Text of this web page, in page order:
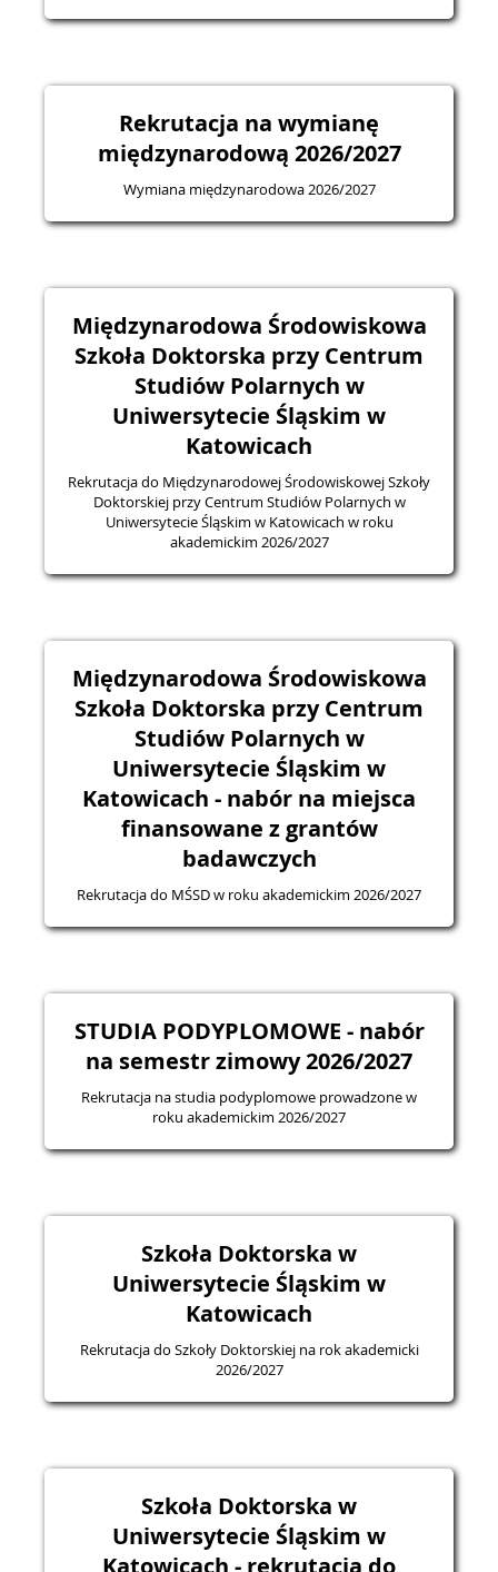
Rekrutacja na wymianę
międzynarodową 2026/2027
Wymiana międzynarodowa 2026/2027
Międzynarodowa Środowiskowa
Szkoła Doktorska przy Centrum
Studiów Polarnych w
Uniwersytecie Śląskim w
Katowicach
Rekrutacja do Międzynarodowej Środowiskowej Szkoły
Doktorskiej przy Centrum Studiów Polarnych w
Uniwersytecie Śląskim w Katowicach w roku
akademickim 2026/2027
Międzynarodowa Środowiskowa
Szkoła Doktorska przy Centrum
Studiów Polarnych w
Uniwersytecie Śląskim w
Katowicach - nabór na miejsca
finansowane z grantów
badawczych
Rekrutacja do MŚSD w roku akademickim 2026/2027
STUDIA PODYPLOMOWE - nabór
na semestr zimowy 2026/2027
Rekrutacja na studia podyplomowe prowadzone w
roku akademickim 2026/2027
Szkoła Doktorska w
Uniwersytecie Śląskim w
Katowicach
Rekrutacja do Szkoły Doktorskiej na rok akademicki
2026/2027
Szkoła Doktorska w
Uniwersytecie Śląskim w
Katowicach - rekrutacja do